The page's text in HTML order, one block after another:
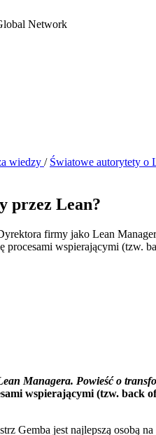
Network
wiedzy / Światowe autorytety o
przez Lean?
firmy jako Lean
procesami wspierającymi (tzw.
Managera. Powieść o
wspierającymi (tzw. back
Gemba jest najlepszą osobą